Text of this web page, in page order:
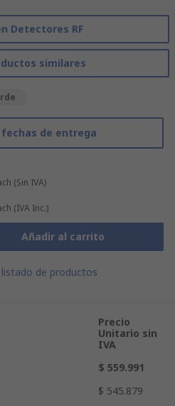
Detectores RF
similares
de entrega
(Sin IVA)
(IVA Inc.)
Añadir al carrito
de productos
Precio
Unitario sin
IVA
$ 559.991
$ 545.879